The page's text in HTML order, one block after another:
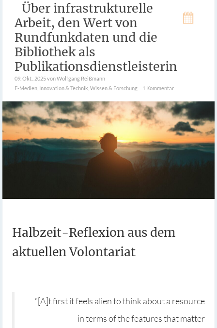
­­Über infrastrukturelle
Arbeit, den Wert von
Rundfunkdaten und die
Bibliothek als
Publikationsdienstleisterin
09. Okt.. 2025von Wolfgang Reißmann
E-Medien Innovation & Technik Wissen & Forschung 1 Kommentar
Halbzeit-Reflexion aus dem
aktuellen Volontariat
“[A]t first it feels alien to think about a resource
in terms of the features that matter